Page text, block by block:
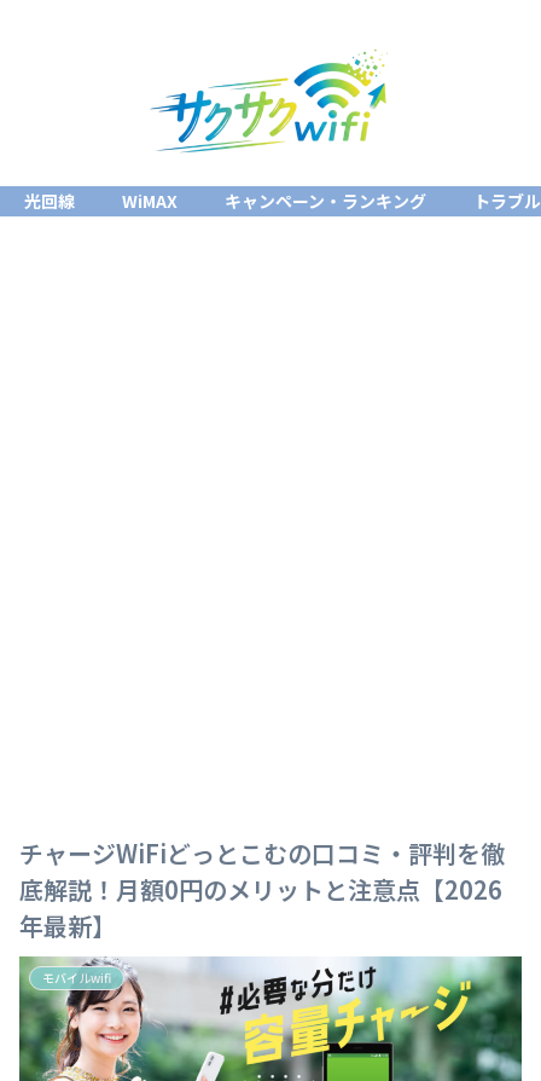
光回線 WiMAX キャンペーン・ランキング トラブ
チャージWiFiどっとこむの口コミ・評判を徹
底解説！月額0円のメリットと注意点【2026
年最新】
モバイルwifi